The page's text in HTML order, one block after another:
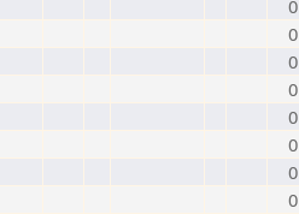
0
0
0
0
0
0
0
0